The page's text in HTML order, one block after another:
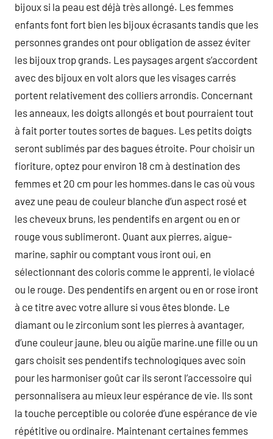
bijoux si la peau est déjà très allongé. Les femmes
enfants font fort bien les bijoux écrasants tandis que les
personnes grandes ont pour obligation de assez éviter
les bijoux trop grands. Les paysages argent s’accordent
avec des bijoux en volt alors que les visages carrés
portent relativement des colliers arrondis. Concernant
les anneaux, les doigts allongés et bout pourraient tout
à fait porter toutes sortes de bagues. Les petits doigts
seront sublimés par des bagues étroite. Pour choisir un
fioriture, optez pour environ 18 cm à destination des
femmes et 20 cm pour les hommes.dans le cas où vous
avez une peau de couleur blanche d’un aspect rosé et
les cheveux bruns, les pendentifs en argent ou en or
rouge vous sublimeront. Quant aux pierres, aigue-
marine, saphir ou comptant vous iront oui, en
sélectionnant des coloris comme le apprenti, le violacé
ou le rouge. Des pendentifs en argent ou en or rose iront
à ce titre avec votre allure si vous êtes blonde. Le
diamant ou le zirconium sont les pierres à avantager,
d’une couleur jaune, bleu ou aigüe marine.une fille ou un
gars choisit ses pendentifs technologiques avec soin
pour les harmoniser goût car ils seront l’accessoire qui
personnalisera au mieux leur espérance de vie. Ils sont
la touche perceptible ou colorée d’une espérance de vie
répétitive ou ordinaire. Maintenant certaines femmes